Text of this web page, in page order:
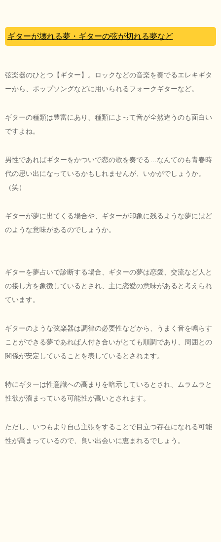
ギターが壊れる夢・ギターの弦が切れる夢など
弦楽器のひとつ【ギター】。ロックなどの音楽を奏でるエレキギタ
ーから、ポップソングなどに用いられるフォークギターなど。
ギターの種類は豊富にあり、種類によって音が全然違うのも面白い
ですよね。
男性であればギターをかついで恋の歌を奏でる…なんてのも青春時
代の思い出になっているかもしれませんが、いかがでしょうか。
（笑）
ギターが夢に出てくる場合や、ギターが印象に残るような夢にはど
のような意味があるのでしょうか。
ギターを夢占いで診断する場合、ギターの夢は恋愛、交流など人と
の接し方を象徴しているとされ、主に恋愛の意味があると考えられ
ています。
ギターのような弦楽器は調律の必要性などから、うまく音を鳴らす
ことができる夢であれば人付き合いがとても順調であり、周囲との
関係が安定していることを表しているとされます。
特にギターは性意識への高まりを暗示しているとされ、ムラムラと
性欲が溜まっている可能性が高いとされます。
ただし、いつもより自己主張をすることで目立つ存在になれる可能
性が高まっているので、良い出会いに恵まれるでしょう。